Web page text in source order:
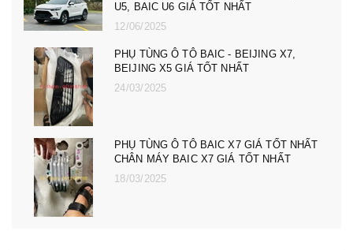
U5, BAIC U6 GIÁ TỐT NHẤT
12/06/2025
PHỤ TÙNG Ô TÔ BAIC - BEIJING X7,
BEIJING X5 GIÁ TỐT NHẤT
24/03/2025
PHỤ TÙNG Ô TÔ BAIC X7 GIÁ TỐT NHẤT
CHÂN MÁY BAIC X7 GIÁ TỐT NHẤT
18/03/2025